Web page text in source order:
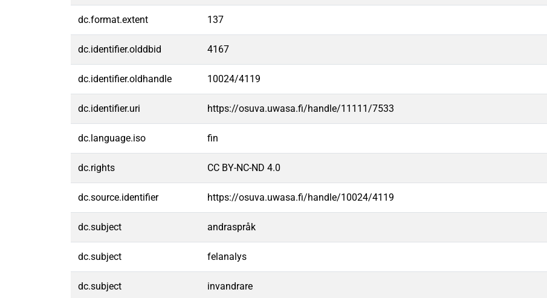
dc.format.extent 137
dc.identifier.olddbid 4167
dc.identifier.oldhandle 10024/4119
dc.identifier.uri https://osuva.uwasa.fi/handle/11111/7533
dc.language.iso fin
dc.rights CC BY-NC-ND 4.0
dc.source.identifier https://osuva.uwasa.fi/handle/10024/4119
dc.subject andraspråk
dc.subject felanalys
dc.subject invandrare